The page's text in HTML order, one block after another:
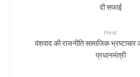
दी सफाई
Next
वंशवाद की राजनीति सामाजिक
प्रधानमंत्री